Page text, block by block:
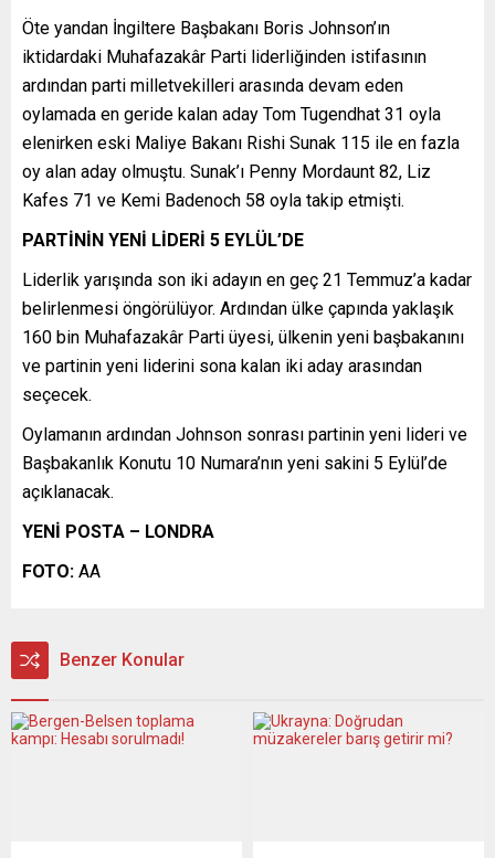
Öte yandan İngiltere Başbakanı Boris Johnson’ın
iktidardaki Muhafazakâr Parti liderliğinden istifasının
ardından parti milletvekilleri arasında devam eden
oylamada en geride kalan aday Tom Tugendhat 31 oyla
elenirken eski Maliye Bakanı Rishi Sunak 115 ile en fazla
oy alan aday olmuştu. Sunak’ı Penny Mordaunt 82, Liz
Kafes 71 ve Kemi Badenoch 58 oyla takip etmişti.
PARTİNİN YENİ LİDERİ 5 EYLÜL’DE
Liderlik yarışında son iki adayın en geç 21 Temmuz’a kadar
belirlenmesi öngörülüyor. Ardından ülke çapında yaklaşık
160 bin Muhafazakâr Parti üyesi, ülkenin yeni başbakanını
ve partinin yeni liderini sona kalan iki aday arasından
seçecek.
Oylamanın ardından Johnson sonrası partinin yeni lideri ve
Başbakanlık Konutu 10 Numara’nın yeni sakini 5 Eylül’de
açıklanacak.
YENİ POSTA – LONDRA
FOTO: AA
Benzer Konular